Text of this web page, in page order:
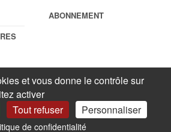
ABONNEMENT
. Reproduction interdite sans autorisation
de cookies
et vous donne le contrôle sur
activer
Tout refuser Personnaliser
de confidentialité